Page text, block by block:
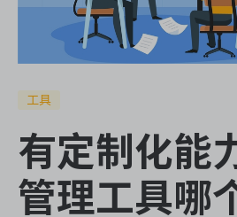
ONES Wiki
ONES Desk
ONES Assistant
工具
有定制化能
管理工具哪